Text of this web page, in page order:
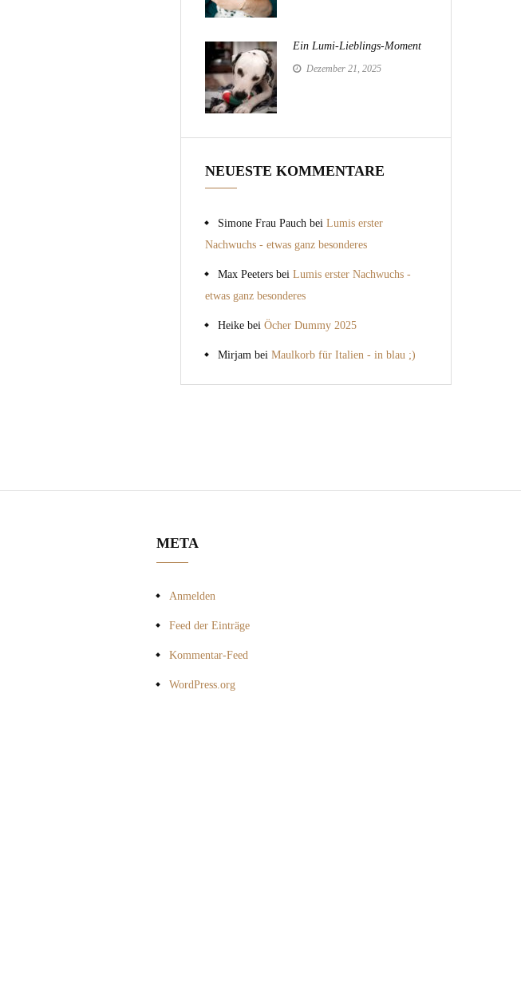
Ein Lumi-Lieblings-Moment
Dezember 21, 2025
NEUESTE KOMMENTARE
Simone Frau Pauch bei Lumis erster
Nachwuchs - etwas ganz besonderes
Max Peeters bei Lumis erster Nachwuchs -
etwas ganz besonderes
Heike bei Öcher Dummy 2025
Mirjam bei Maulkorb für Italien - in blau ;)
META
Anmelden
Feed der Einträge
Kommentar-Feed
WordPress.org